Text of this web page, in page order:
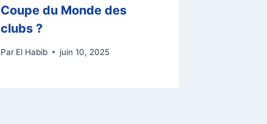
Coupe du Monde des
clubs ?
Par El Habib juin 10, 2025